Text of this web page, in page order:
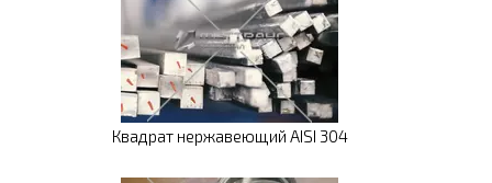
Квадрат нержавеющий AISI 304